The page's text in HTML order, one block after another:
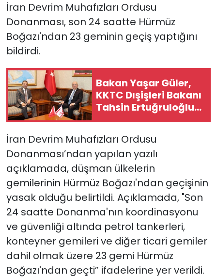
İran Devrim Muhafızları Ordusu
Donanması, son 24 saatte Hürmüz
Boğazı'ndan 23 geminin geçiş yaptığını
bildirdi.
Bakan Yaşar Güler,
KKTC Dışişleri Bakanı
Tahsin Ertuğruloğlu
ile görüştü
İran Devrim Muhafızları Ordusu
Donanması’ndan yapılan yazılı
açıklamada, düşman ülkelerin
gemilerinin Hürmüz Boğazı'ndan geçişinin
yasak olduğu belirtildi. Açıklamada, "Son
24 saatte Donanma'nın koordinasyonu
ve güvenliği altında petrol tankerleri,
konteyner gemileri ve diğer ticari gemiler
dahil olmak üzere 23 gemi Hürmüz
Boğazı'ndan geçti” ifadelerine yer verildi.